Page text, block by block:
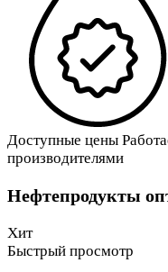
Доступные цены
производителями
Нефтепродукты
Хит
Быстрый просмотр